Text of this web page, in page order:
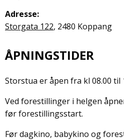
Adresse:
Storgata 122, 2480 Koppang
ÅPNINGSTIDER
Storstua er åpen fra kl 08.00 til
Ved forestillinger i helgen
før forestillingsstart.
Før dagkino, babykino og